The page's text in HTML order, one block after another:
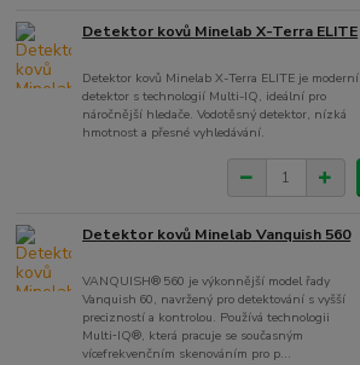
Detektor kovů Minelab X-Terra ELITE
Detektor kovů Minelab X-Terra ELITE je moderní
detektor s technologií Multi-IQ, ideální pro
náročnější hledače. Vodotěsný detektor, nízká
hmotnost a přesné vyhledávání.
Detektor kovů Minelab Vanquish 560
VANQUISH® 560 je výkonnější model řady
Vanquish 60, navržený pro detektování s vyšší
precizností a kontrolou. Používá technologii
Multi‑IQ®, která pracuje se současným
vícefrekvenčním skenováním pro p...